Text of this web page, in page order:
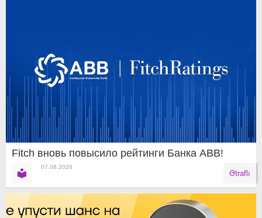
Fitch вновь повысило рейтинги Банка ABB!
07.08.2026
Ətraflı